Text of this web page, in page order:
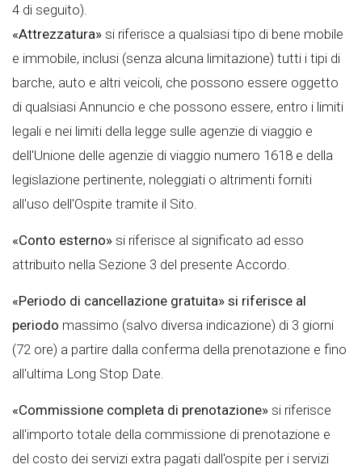
4 di seguito).
«Attrezzatura» si riferisce a qualsiasi tipo di bene mobile
e immobile, inclusi (senza alcuna limitazione) tutti i tipi di
barche, auto e altri veicoli, che possono essere oggetto
di qualsiasi Annuncio e che possono essere, entro i limiti
legali e nei limiti della legge sulle agenzie di viaggio e
dell'Unione delle agenzie di viaggio numero 1618 e della
legislazione pertinente, noleggiati o altrimenti forniti
all'uso dell'Ospite tramite il Sito.
«Conto esterno» si riferisce al significato ad esso
attribuito nella Sezione 3 del presente Accordo.
«Periodo di cancellazione gratuita» si riferisce al
periodo massimo (salvo diversa indicazione) di 3 giorni
(72 ore) a partire dalla conferma della prenotazione e fino
all'ultima Long Stop Date.
«Commissione completa di prenotazione» si riferisce
all'importo totale della commissione di prenotazione e
del costo dei servizi extra pagati dall'ospite per i servizi